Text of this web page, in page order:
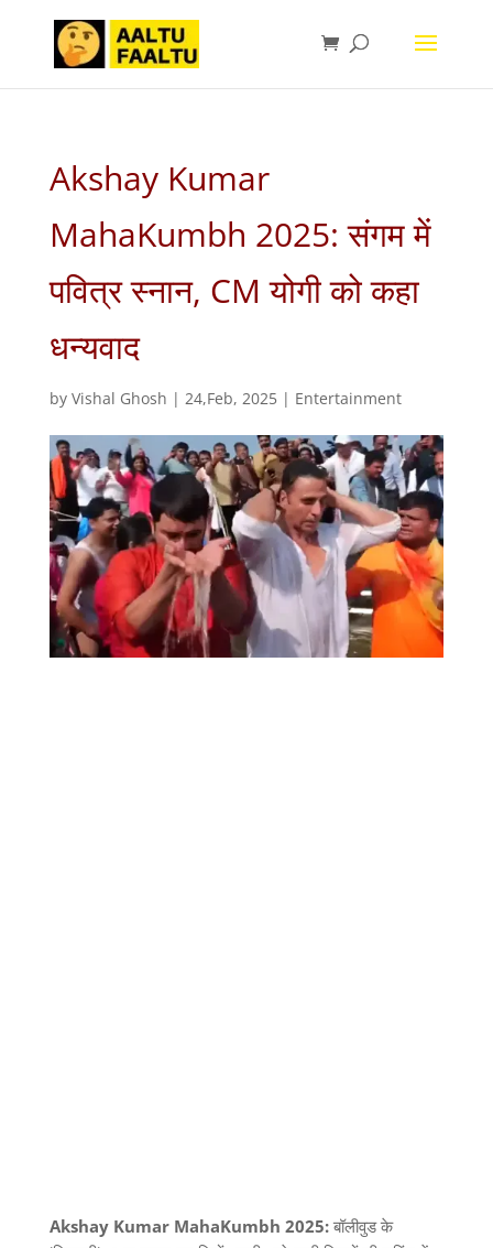
Akshay Kumar
MahaKumbh 2025: संगम में
पवित्र स्नान, CM योगी को कहा
धन्यवाद
by Vishal Ghosh | 24,Feb, 2025| Entertainment
Akshay Kumar MahaKumbh 2025: बॉलीवुड के